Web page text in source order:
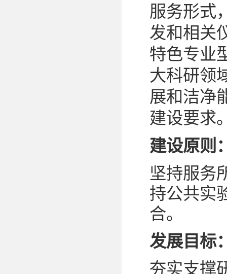
服务形式
发和相关
特色专业
大科研领
展和洁净
建设要求
建设原则
坚持服务
持公共实
合。
发展目标
夯实支撑